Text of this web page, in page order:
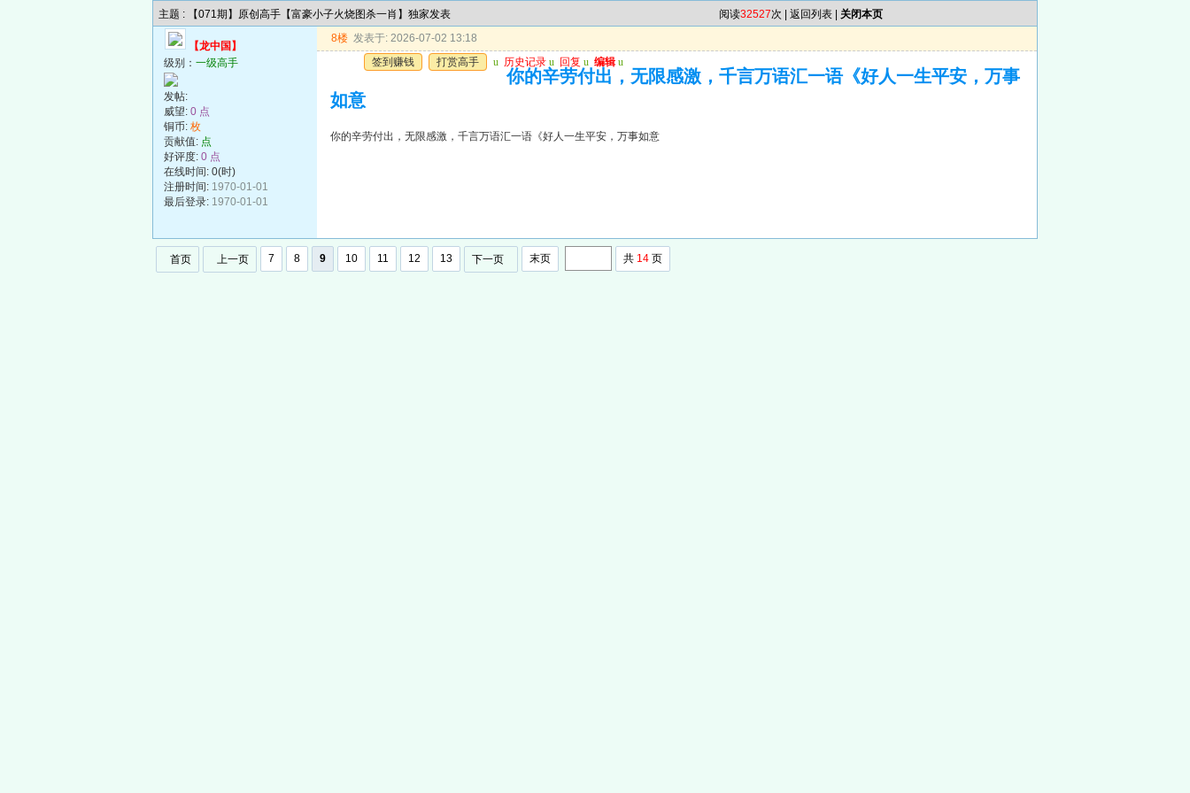
主题 : 【071期】原创高手【富豪小子火烧图杀一肖】独家发表 阅读32527次 | 返回列表 关闭本页
【龙中国】
级别： 一级高手
发帖:
威望: 0 点
铜币: 枚
贡献值: 点
好评度: 0 点
在线时间: 0(时)
注册时间: 1970-01-01
最后登录: 1970-01-01
8楼 发表于: 2026-07-02 13:18
签到赚钱
打赏高手 u 历史记录 u 回复 u 编辑 u
你的辛劳付出，无限感激，千言万语汇一语《好人一生平安，万事
如意
你的辛劳付出，无限感激，千言万语汇一语《好人一生平安，万事如意
首页 上一页 7 8 9 10 11 12 13 下一页 末页 共 14 页